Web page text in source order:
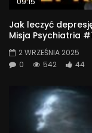
Jak leczyć
Misja Psychiatria
2 WRZEŚNIA 2025
0
542 44